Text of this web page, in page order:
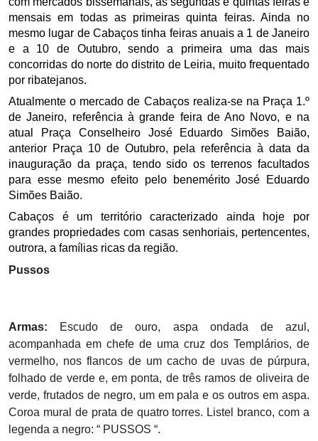
mensais em todas as primeiras quinta feiras. Ainda no
mesmo lugar de Cabaços tinha feiras anuais a 1 de Janeiro
e a 10 de Outubro, sendo a primeira uma das mais
concorridas do norte do distrito de Leiria, muito frequentado
por ribatejanos.
Atualmente o mercado de Cabaços realiza-se na Praça 1.º
de Janeiro, referência à grande feira de Ano Novo, e na
atual Praça Conselheiro José Eduardo Simões Baião,
anterior Praça 10 de Outubro, pela referência à data da
inauguração da praça, tendo sido os terrenos facultados
para esse mesmo efeito pelo benemérito José Eduardo
Simões Baião.
Cabaços é um território caracterizado ainda hoje por
grandes propriedades com casas senhoriais, pertencentes,
outrora, a famílias ricas da região.
Pussos
Armas: Escudo de ouro, aspa ondada de azul,
acompanhada em chefe de uma cruz dos Templários, de
vermelho, nos flancos de um cacho de uvas de púrpura,
folhado de verde e, em ponta, de três ramos de oliveira de
verde, frutados de negro, um em pala e os outros em aspa.
Coroa mural de prata de quatro torres. Listel branco, com a
legenda a negro: “ PUSSOS “.